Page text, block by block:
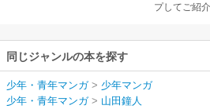
プしてご紹介
同じジャンルの本を探す
少年・青年マンガ> 少年マンガ
少年・青年マンガ> 山田鐘人